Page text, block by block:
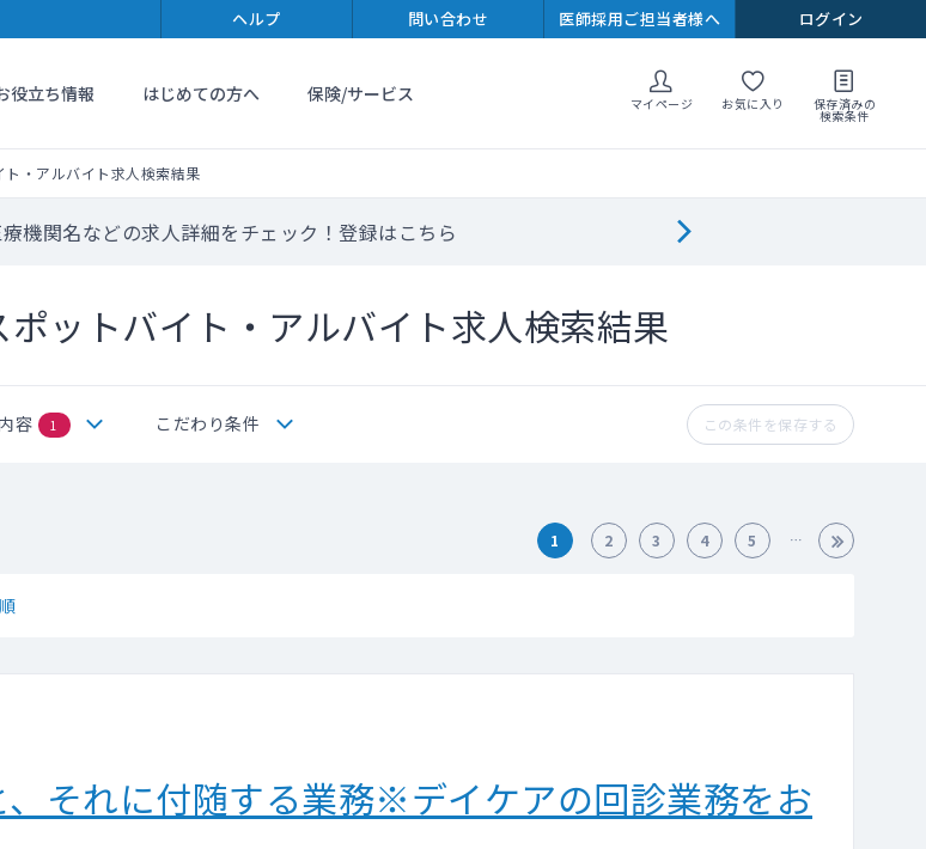
ヘルプ 問い合わせ 医師採用ご担当者様へ ログイン
役立ち情報 はじめての方へ 保険/サービス マイページ お気に入り 保存済みの
検索条件
・アルバイト求人検索結果
機関名などの求人詳細をチェック！登録はこちら
ットバイト・アルバイト求人検索結果
容 1 こだわり条件 この条件を保存する
1 2 3 4 5
それに付随する業務※デイケアの回診業務をお